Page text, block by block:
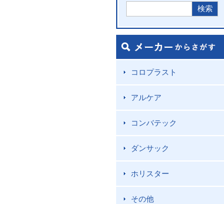
コロプラスト
アルケア
コンバテック
ダンサック
ホリスター
その他